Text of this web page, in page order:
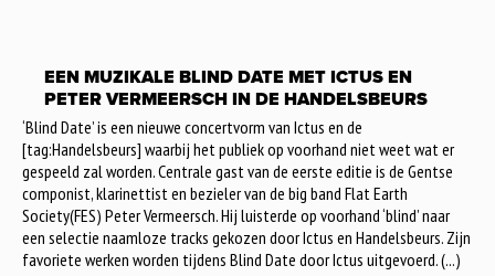
EEN MUZIKALE BLIND DATE MET ICTUS EN
PETER VERMEERSCH IN DE HANDELSBEURS
‘Blind Date’ is een nieuwe concertvorm van Ictus en de
[tag:Handelsbeurs] waarbij het publiek op voorhand niet weet wat er
gespeeld zal worden. Centrale gast van de eerste editie is de Gentse
componist, klarinettist en bezieler van de big band Flat Earth
Society(FES) Peter Vermeersch. Hij luisterde op voorhand ‘blind’ naar
een selectie naamloze tracks gekozen door Ictus en Handelsbeurs. Zijn
favoriete werken worden tijdens Blind Date door Ictus uitgevoerd. (...)